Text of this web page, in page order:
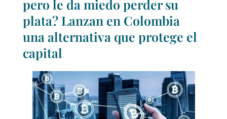
pero le da miedo perder su
plata? Lanzan en Colombia
una alternativa que protege el
capital